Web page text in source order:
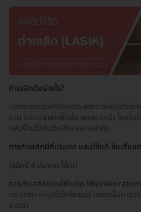
ทำเลสิกดีอย่างไร?
นอกจากจะช่วยรักษาภาวะสายตาผิดปกติอย่า
นาน ระยะเวลาพักฟื้นสั้น แผลหายเร็ว โดยไ
กลับบ้านได้ทันทีหลังจากการผ่าตัด
การทำเลสิกมีกี่ประเภท และมีข้อดี-ข้อเสียแ
เลสิกมี 4 ประเภท ได้แก่
การทำเลสิกแบบใช้ใบมีด
กระจกตา ก่อนใช้เอ็กไซเมอร์ เลเซอร์ในกา
สายตา